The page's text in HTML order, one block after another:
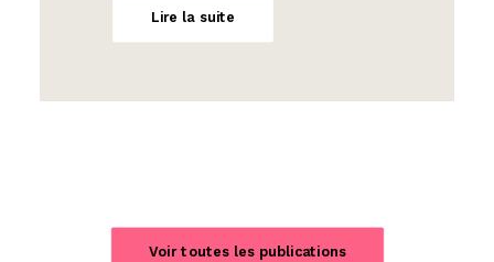
Lire la suite
Voir toutes les publications